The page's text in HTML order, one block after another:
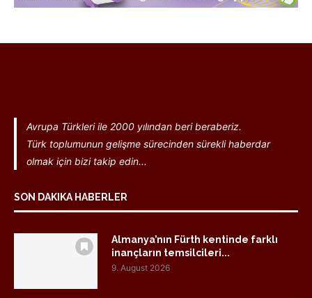
Avrupa Türkleri ile 2000 yılından beri beraberiz.
Türk toplumunun gelişme sürecinden sürekli haberdar
olmak için bizi takip edin...
SON DAKIKA HABERLER
Almanya’nın Fürth kentinde farklı
inançların temsilcileri...
9. August 2026